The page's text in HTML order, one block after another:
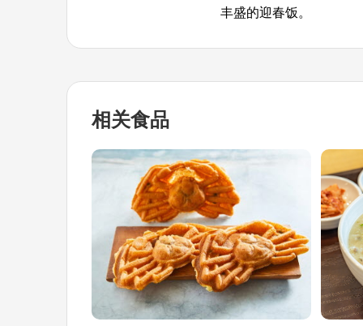
丰盛的迎春饭。
相关食品